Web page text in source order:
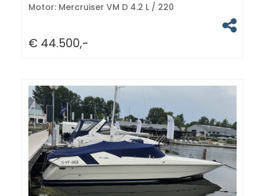
Motor: Mercruiser VM D 4.2 L / 220
€ 44.500,-